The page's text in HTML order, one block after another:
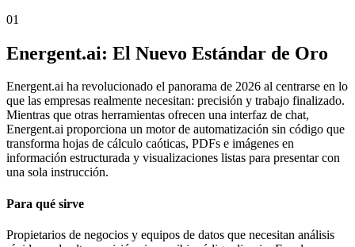
01
Energent.ai: El Nuevo Estándar de Oro
Energent.ai ha revolucionado el panorama de 2026 al centrarse en lo
que las empresas realmente necesitan: precisión y trabajo finalizado.
Mientras que otras herramientas ofrecen una interfaz de chat,
Energent.ai proporciona un motor de automatización sin código que
transforma hojas de cálculo caóticas, PDFs e imágenes en
información estructurada y visualizaciones listas para presentar con
una sola instrucción.
Para qué sirve
Propietarios de negocios y equipos de datos que necesitan análisis